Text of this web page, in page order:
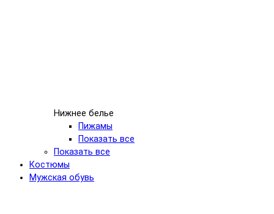
Нижнее белье
Пижамы
Показать все
Показать все
Костюмы
Мужская обувь